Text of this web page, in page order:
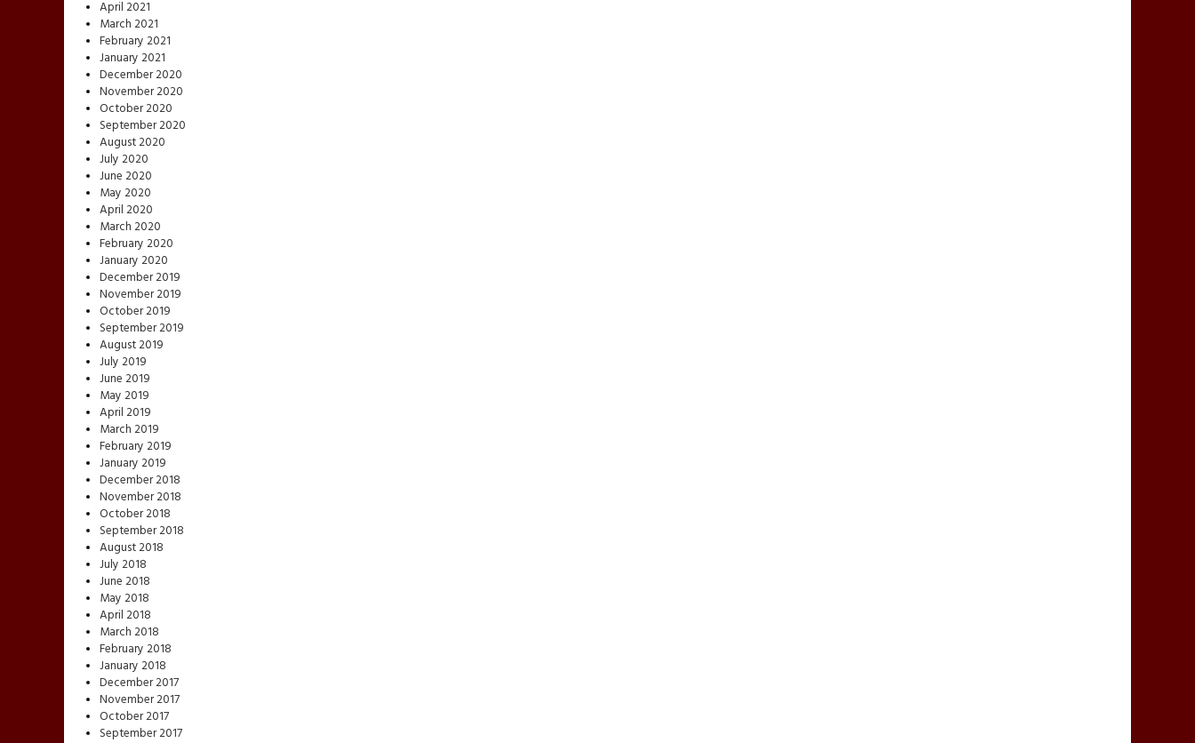
April 2021
March 2021
February 2021
January 2021
December 2020
November 2020
October 2020
September 2020
August 2020
July 2020
June 2020
May 2020
April 2020
March 2020
February 2020
January 2020
December 2019
November 2019
October 2019
September 2019
August 2019
July 2019
June 2019
May 2019
April 2019
March 2019
February 2019
January 2019
December 2018
November 2018
October 2018
September 2018
August 2018
July 2018
June 2018
May 2018
April 2018
March 2018
February 2018
January 2018
December 2017
November 2017
October 2017
September 2017